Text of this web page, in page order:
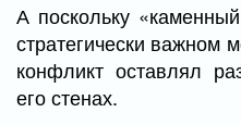
А поскольку
стратегически важном
конфликт оставлял
его стенах.